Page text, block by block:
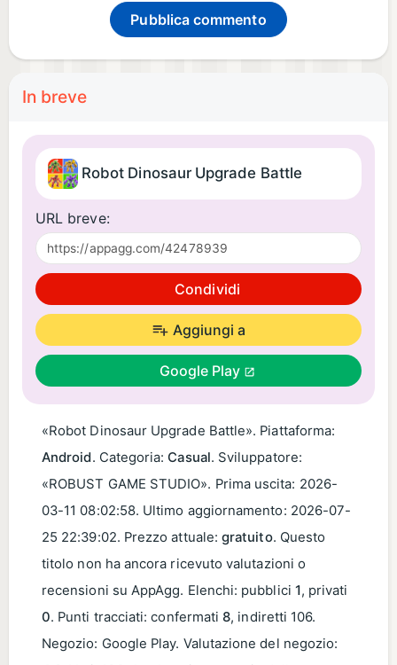
Pubblica commento
In breve
Robot Dinosaur Upgrade Battle
URL breve:
Condividi
Aggiungi a
Google Play
«Robot Dinosaur Upgrade Battle». Piattaforma:
Android. Categoria:Casual. Sviluppatore:
«ROBUST GAME STUDIO». Prima uscita: 2026-
03-11 08:02:58. Ultimo aggiornamento: 2026-07-
25 22:39:02. Prezzo attuale:gratuito. Questo
titolo non ha ancora ricevuto valutazioni o
recensioni su AppAgg. Elenchi: pubblici 1, privati
0. Punti tracciati: confermati 8, indiretti 106.
Negozio: Google Play. Valutazione del negozio: